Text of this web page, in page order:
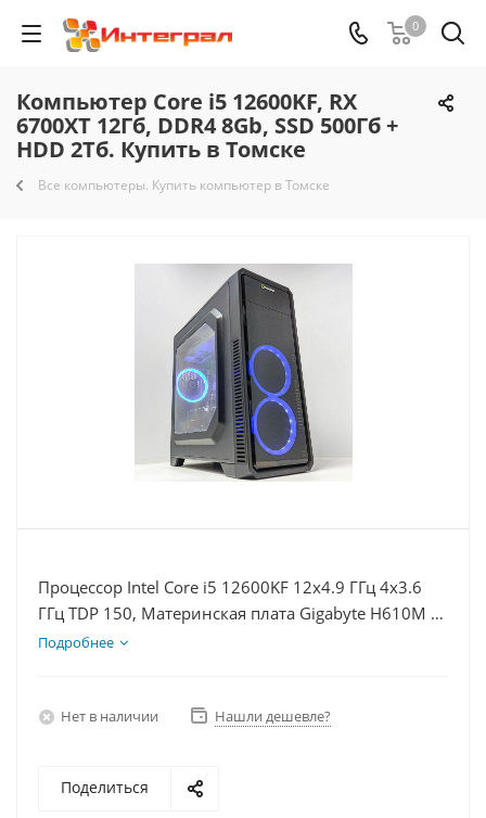
0
Компьютер Core i5 12600KF, RX
6700XT 12Гб, DDR4 8Gb, SSD 500Гб +
HDD 2Тб. Купить в Томске
Все компьютеры. Купить компьютер в Томске
Процессор Intel Core i5 12600KF 12x4.9 ГГц 4x3.6
ГГц TDP 150, Материнская плата Gigabyte H610M K,
Видеокарта RX 6700XT 12Гб, Память DDR4 8Gb,
Подробнее
Нет в наличии Нашли дешевле?
Поделиться